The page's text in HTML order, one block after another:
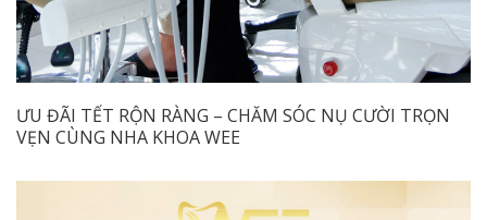
ƯU ĐÃI TẾT RỘN RÀNG – CHĂM SÓC NỤ CƯỜI TRỌN
VẸN CÙNG NHA KHOA WEE